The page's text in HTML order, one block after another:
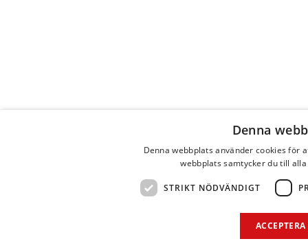
Denna
Denna webbplats använder cookies för
webbplats samtycker du till
STRIKT NÖDVÄNDIGT